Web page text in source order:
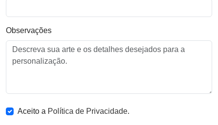
Observações
Aceito a Política de Privacidade.